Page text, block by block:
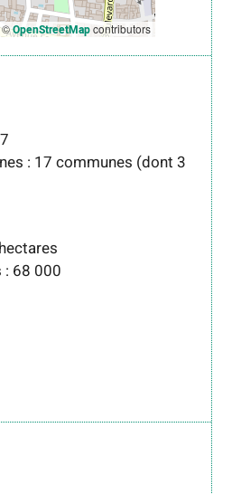
OpenStreetMapcontributors
: 17 communes (dont 3
68 000